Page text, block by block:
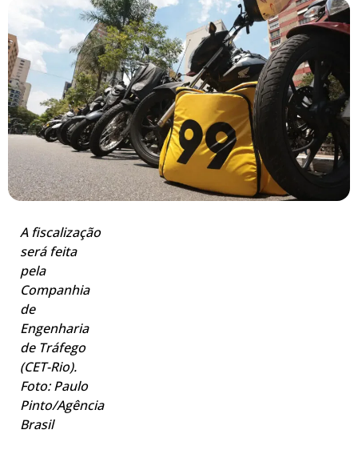
A fiscalização
será feita
pela
Companhia
de
Engenharia
de Tráfego
(CET-Rio).
Foto: Paulo
Pinto/Agência
Brasil